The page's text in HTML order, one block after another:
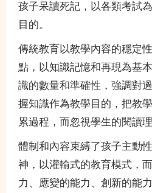
孩子呆讀死記，以各類考試
目的。
傳統教育以教學內容的穩定
點，以知識記憶和再現為基
識的數量和準確性，強調對
握知識作為教學目的，把教
累過程，而忽視學生的閱讀理
體制和內容束縛了孩子主動
神，以灌輸式的教育模式，
力、應變的能力、創新的能